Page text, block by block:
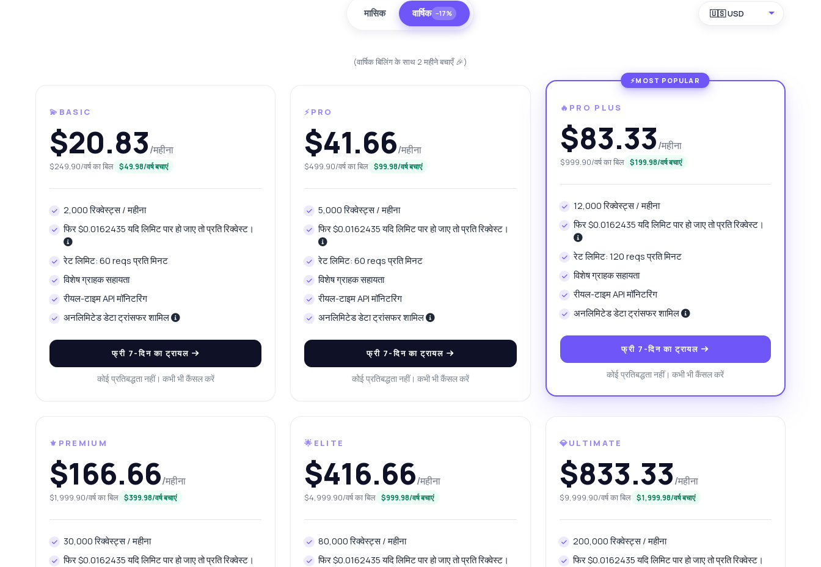
मासिक वार्षिक −17% 🇺🇸 USD
(वार्षिक बिलिंग के साथ 2 महीने बचाएँ 🎉)
💫BASIC
$20.83/महीना
$249.90/वर्ष का बिल $49.98/वर्ष बचाएं
2,000 रिक्वेस्ट्स / महीना
फिर $0.0162435 यदि लिमिट पार हो जाए तो प्रति रिक्वेस्ट।
रेट लिमिट: 60 reqs प्रति मिनट
विशेष ग्राहक सहायता
रीयल-टाइम API मॉनिटरिंग
अनलिमिटेड डेटा ट्रांसफर शामिल
फ्री 7-दिन का ट्रायल
कोई प्रतिबद्धता नहीं। कभी भी कैंसल करें
⚡PRO
$41.66/महीना
$499.90/वर्ष का बिल $99.98/वर्ष बचाएं
5,000 रिक्वेस्ट्स / महीना
फिर $0.0162435 यदि लिमिट पार हो जाए तो प्रति रिक्वेस्ट।
रेट लिमिट: 60 reqs प्रति मिनट
विशेष ग्राहक सहायता
रीयल-टाइम API मॉनिटरिंग
अनलिमिटेड डेटा ट्रांसफर शामिल
फ्री 7-दिन का ट्रायल
कोई प्रतिबद्धता नहीं। कभी भी कैंसल करें
🔥PRO PLUS
$83.33/महीना
$999.90/वर्ष का बिल $199.98/वर्ष बचाएं
12,000 रिक्वेस्ट्स / महीना
फिर $0.0162435 यदि लिमिट पार हो जाए तो प्रति रिक्वेस्ट।
रेट लिमिट: 120 reqs प्रति मिनट
विशेष ग्राहक सहायता
रीयल-टाइम API मॉनिटरिंग
अनलिमिटेड डेटा ट्रांसफर शामिल
फ्री 7-दिन का ट्रायल
कोई प्रतिबद्धता नहीं। कभी भी कैंसल करें
⚜️PREMIUM
$166.66/महीना
$1,999.90/वर्ष का बिल $399.98/वर्ष बचाएं
30,000 रिक्वेस्ट्स / महीना
फिर $0.0162435 यदि लिमिट पार हो जाए तो प्रति रिक्वेस्ट।
🌟ELITE
$416.66/महीना
$4,999.90/वर्ष का बिल $999.98/वर्ष बचाएं
80,000 रिक्वेस्ट्स / महीना
फिर $0.0162435 यदि लिमिट पार हो जाए तो प्रति रिक्वेस्ट।
💎ULTIMATE
$833.33/महीना
$9,999.90/वर्ष का बिल $1,999.98/वर्ष बचाएं
200,000 रिक्वेस्ट्स / महीना
फिर $0.0162435 यदि लिमिट पार हो जाए तो प्रति रिक्वेस्ट।
वेब सुरक्षा जांच API के बारे में उत्तर
नमस्ते! वेब सुरक्षा जांच API के बारे में कुछ भी पूछें — एंडपॉइंट्स, मूल्य निर्धारण, इंटीग्रेशन टिप्स,
विश्लेषण के लिए कौन से पैरामीटर चाहिए?
प्रतिष्ठा स्कोर कैसे गणना किया जाता है?
प्रतिक्रिया में कौन सा डेटा शामिल है?